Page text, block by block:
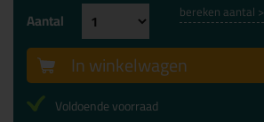
Aantal bereken aantal >
In winkelwagen
Voldoende voorraad